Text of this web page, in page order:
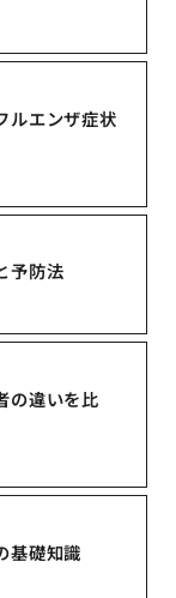
ルエンザ症状
予防法
の違いを比
基礎知識